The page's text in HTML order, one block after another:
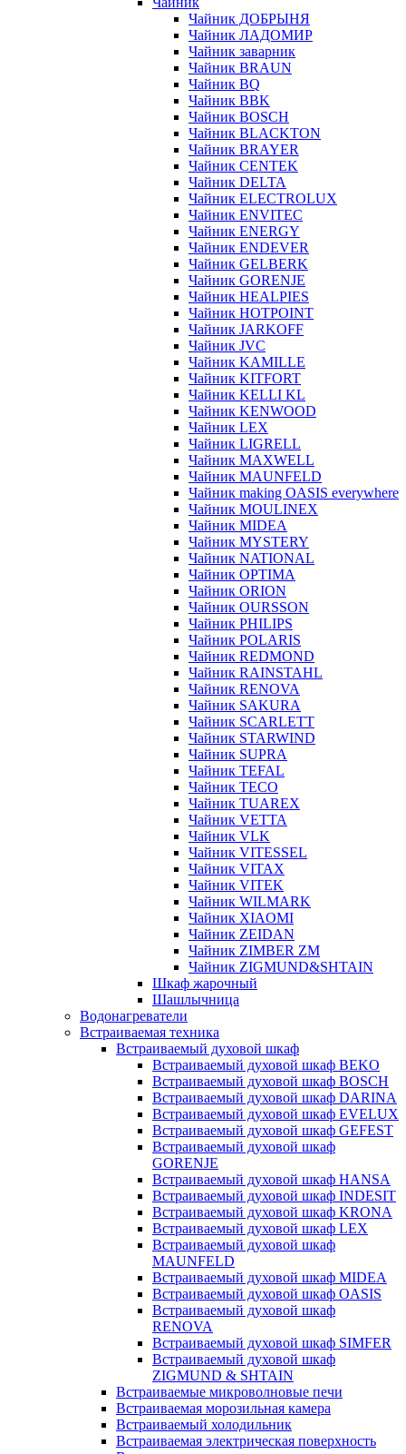
Чайник ДОБРЫНЯ
Чайник ЛАДОМИР
Чайник заварник
Чайник BRAUN
Чайник BQ
Чайник BBK
Чайник BOSCH
Чайник BLACKTON
Чайник BRAYER
Чайник CENTEK
Чайник DELTA
Чайник ELECTROLUX
Чайник ENVITEC
Чайник ENERGY
Чайник ENDEVER
Чайник GELBERK
Чайник GORENJE
Чайник HEALPIES
Чайник HOTPOINT
Чайник JARKOFF
Чайник JVC
Чайник KAMILLE
Чайник KITFORT
Чайник KELLI KL
Чайник KENWOOD
Чайник LEX
Чайник LIGRELL
Чайник MAXWELL
Чайник MAUNFELD
Чайник making OASIS everywhere
Чайник MOULINEX
Чайник MIDEA
Чайник MYSTERY
Чайник NATIONAL
Чайник OPTIMA
Чайник ORION
Чайник OURSSON
Чайник PHILIPS
Чайник POLARIS
Чайник REDMOND
Чайник RAINSTAHL
Чайник RENOVA
Чайник SAKURA
Чайник SCARLETT
Чайник STARWIND
Чайник SUPRA
Чайник TEFAL
Чайник TECO
Чайник TUAREX
Чайник VETTA
Чайник VLK
Чайник VITESSEL
Чайник VITAX
Чайник VITEK
Чайник WILMARK
Чайник XIAOMI
Чайник ZEIDAN
Чайник ZIMBER ZM
Чайник ZIGMUND&SHTAIN
Шкаф жарочный
Шашлычница
Водонагреватели
Встраиваемая техника
Встраиваемый духовой шкаф
Встраиваемый духовой шкаф BEKO
Встраиваемый духовой шкаф BOSCH
Встраиваемый духовой шкаф DARINA
Встраиваемый духовой шкаф EVELUX
Встраиваемый духовой шкаф GEFEST
Встраиваемый духовой шкаф
GORENJE
Встраиваемый духовой шкаф HANSA
Встраиваемый духовой шкаф INDESIT
Встраиваемый духовой шкаф KRONA
Встраиваемый духовой шкаф LEX
Встраиваемый духовой шкаф
MAUNFELD
Встраиваемый духовой шкаф MIDEA
Встраиваемый духовой шкаф OASIS
Встраиваемый духовой шкаф
RENOVA
Встраиваемый духовой шкаф SIMFER
Встраиваемый духовой шкаф
ZIGMUND & SHTAIN
Встраиваемые микроволновые печи
Встраиваемая морозильная камера
Встраиваемый холодильник
Встраиваемая электрическая поверхность